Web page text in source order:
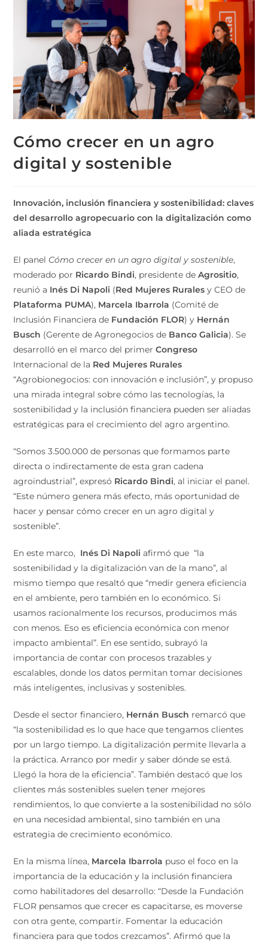
Cómo crecer en un agro
digital y sostenible
Innovación, inclusión financiera y sostenibilidad: claves
del desarrollo agropecuario con la digitalización como
aliada estratégica
El panel Cómo crecer en un agro digital y sostenible,
moderado por Ricardo Bindi, presidente deAgrositio,
reunió a Inés Di Napoli (Red Mujeres Rurales y CEO de
Plataforma PUMA), Marcela Ibarrola (Comité de
Inclusión Financiera de Fundación FLOR) y Hernán
Busch (Gerente de Agronegocios de Banco Galicia). Se
desarrolló en el marco del primerCongreso
Internacional de la Red Mujeres Rurales
“Agrobionegocios: con innovación e inclusión”, y propuso
una mirada integral sobre cómo las tecnologías, la
sostenibilidad y la inclusión financiera pueden ser aliadas
estratégicas para el crecimiento del agro argentino.
“Somos 3.500.000 de personas que formamos parte
directa o indirectamente de esta gran cadena
agroindustrial”, expresó Ricardo Bindi, al iniciar el panel.
“Este número genera más efecto, más oportunidad de
hacer y pensar cómo crecer en un agro digital y
sostenible”.
En este marco, Inés Di Napoli afirmó que “la
sostenibilidad y la digitalización van de la mano”, al
mismo tiempo que resaltó que “medir genera eficiencia
en el ambiente, pero también en lo económico. Si
usamos racionalmente los recursos, producimos más
con menos. Eso es eficiencia económica con menor
impacto ambiental”. En ese sentido, subrayó la
importancia de contar con procesos trazables y
escalables, donde los datos permitan tomar decisiones
más inteligentes, inclusivas y sostenibles.
Desde el sector financiero, Hernán Busch remarcó que
“la sostenibilidad es lo que hace que tengamos clientes
por un largo tiempo. La digitalización permite llevarla a
la práctica. Arranco por medir y saber dónde se está.
Llegó la hora de la eficiencia”. También destacó que los
clientes más sostenibles suelen tener mejores
rendimientos, lo que convierte a la sostenibilidad no sólo
en una necesidad ambiental, sino también en una
estrategia de crecimiento económico.
En la misma línea, Marcela Ibarrola puso el foco en la
importancia de la educación y la inclusión financiera
como habilitadores del desarrollo: “Desde la Fundación
FLOR pensamos que crecer es capacitarse, es moverse
con otra gente, compartir. Fomentar la educación
financiera para que todos crezcamos”. Afirmó que la